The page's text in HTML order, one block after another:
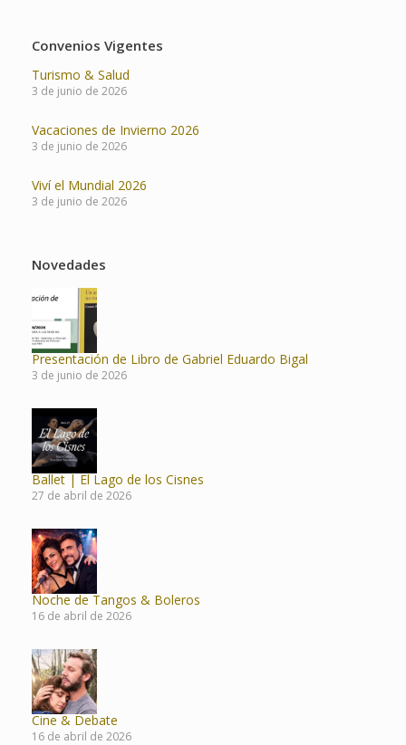
Convenios Vigentes
Turismo & Salud
3 de junio de 2026
Vacaciones de Invierno 2026
3 de junio de 2026
Viví el Mundial 2026
3 de junio de 2026
Novedades
Presentación de Libro de Gabriel Eduardo Bigal
3 de junio de 2026
Ballet | El Lago de los Cisnes
27 de abril de 2026
Noche de Tangos & Boleros
16 de abril de 2026
Cine & Debate
16 de abril de 2026